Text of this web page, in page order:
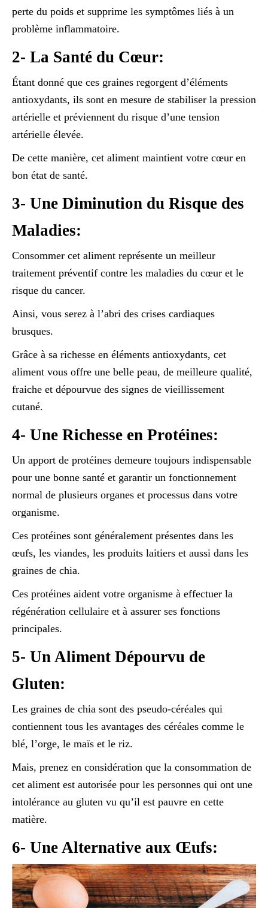
perte du poids et supprime les symptômes liés à un
problème inflammatoire.
2- La Santé du Cœur:
Étant donné que ces graines regorgent d’éléments
antioxydants, ils sont en mesure de stabiliser la pression
artérielle et préviennent du risque d’une tension
artérielle élevée.
De cette manière, cet aliment maintient votre cœur en
bon état de santé.
3- Une Diminution du Risque des
Maladies:
Consommer cet aliment représente un meilleur
traitement préventif contre les maladies du cœur et le
risque du cancer.
Ainsi, vous serez à l’abri des crises cardiaques
brusques.
Grâce à sa richesse en éléments antioxydants, cet
aliment vous offre une belle peau, de meilleure qualité,
fraiche et dépourvue des signes de vieillissement
cutané.
4- Une Richesse en Protéines:
Un apport de protéines demeure toujours indispensable
pour une bonne santé et garantir un fonctionnement
normal de plusieurs organes et processus dans votre
organisme.
Ces protéines sont généralement présentes dans les
œufs, les viandes, les produits laitiers et aussi dans les
graines de chia.
Ces protéines aident votre organisme à effectuer la
régénération cellulaire et à assurer ses fonctions
principales.
5- Un Aliment Dépourvu de
Gluten:
Les graines de chia sont des pseudo-céréales qui
contiennent tous les avantages des céréales comme le
blé, l’orge, le maïs et le riz.
Mais, prenez en considération que la consommation de
cet aliment est autorisée pour les personnes qui ont une
intolérance au gluten vu qu’il est pauvre en cette
matière.
6- Une Alternative aux Œufs: